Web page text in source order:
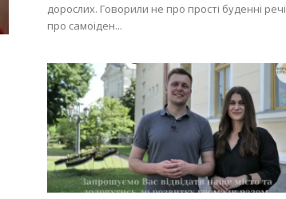
дорослих. Говорили не про прості буденні
про самоіден...